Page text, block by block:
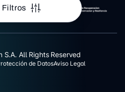
Filtros
S.A. All Rights Reserved
de DatosAviso Legal